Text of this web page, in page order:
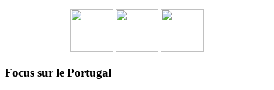
Focus sur le Portugal